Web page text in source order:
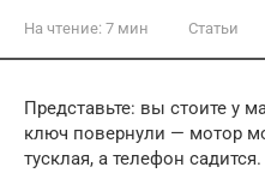
На чтение: 7 мин Статьи
Представьте: вы стоите у
ключ повернули — мотор
тусклая, а телефон